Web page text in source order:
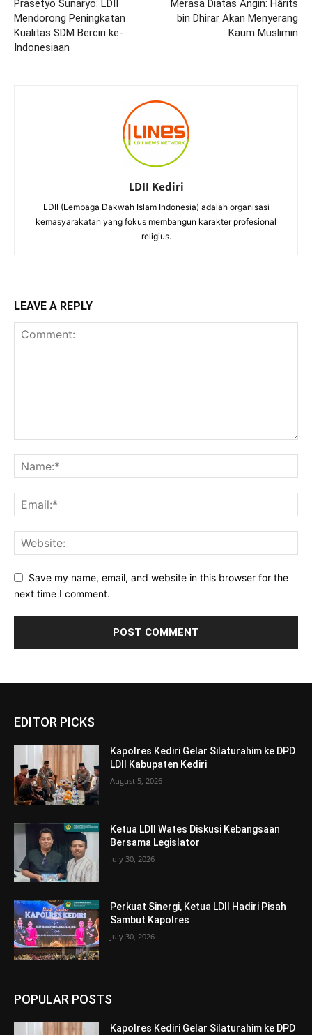
Prasetyo Sunaryo: LDII
Mendorong Peningkatan
Kualitas SDM Berciri ke-
Indonesiaan
Merasa Diatas Angin: Hârits
bin Dhirar Akan Menyerang
Kaum Muslimin
LDII Kediri
LDII (Lembaga Dakwah Islam Indonesia) adalah organisasi
kemasyarakatan yang fokus membangun karakter profesional
religius.
LEAVE A REPLY
Save my name, email, and website in this browser for the
next time I comment.
EDITOR PICKS
Kapolres Kediri Gelar Silaturahim ke DPD
LDII Kabupaten Kediri
August 5, 2026
Ketua LDII Wates Diskusi Kebangsaan
Bersama Legislator
July 30, 2026
Perkuat Sinergi, Ketua LDII Hadiri Pisah
Sambut Kapolres
July 30, 2026
POPULAR POSTS
Kapolres Kediri Gelar Silaturahim ke DPD